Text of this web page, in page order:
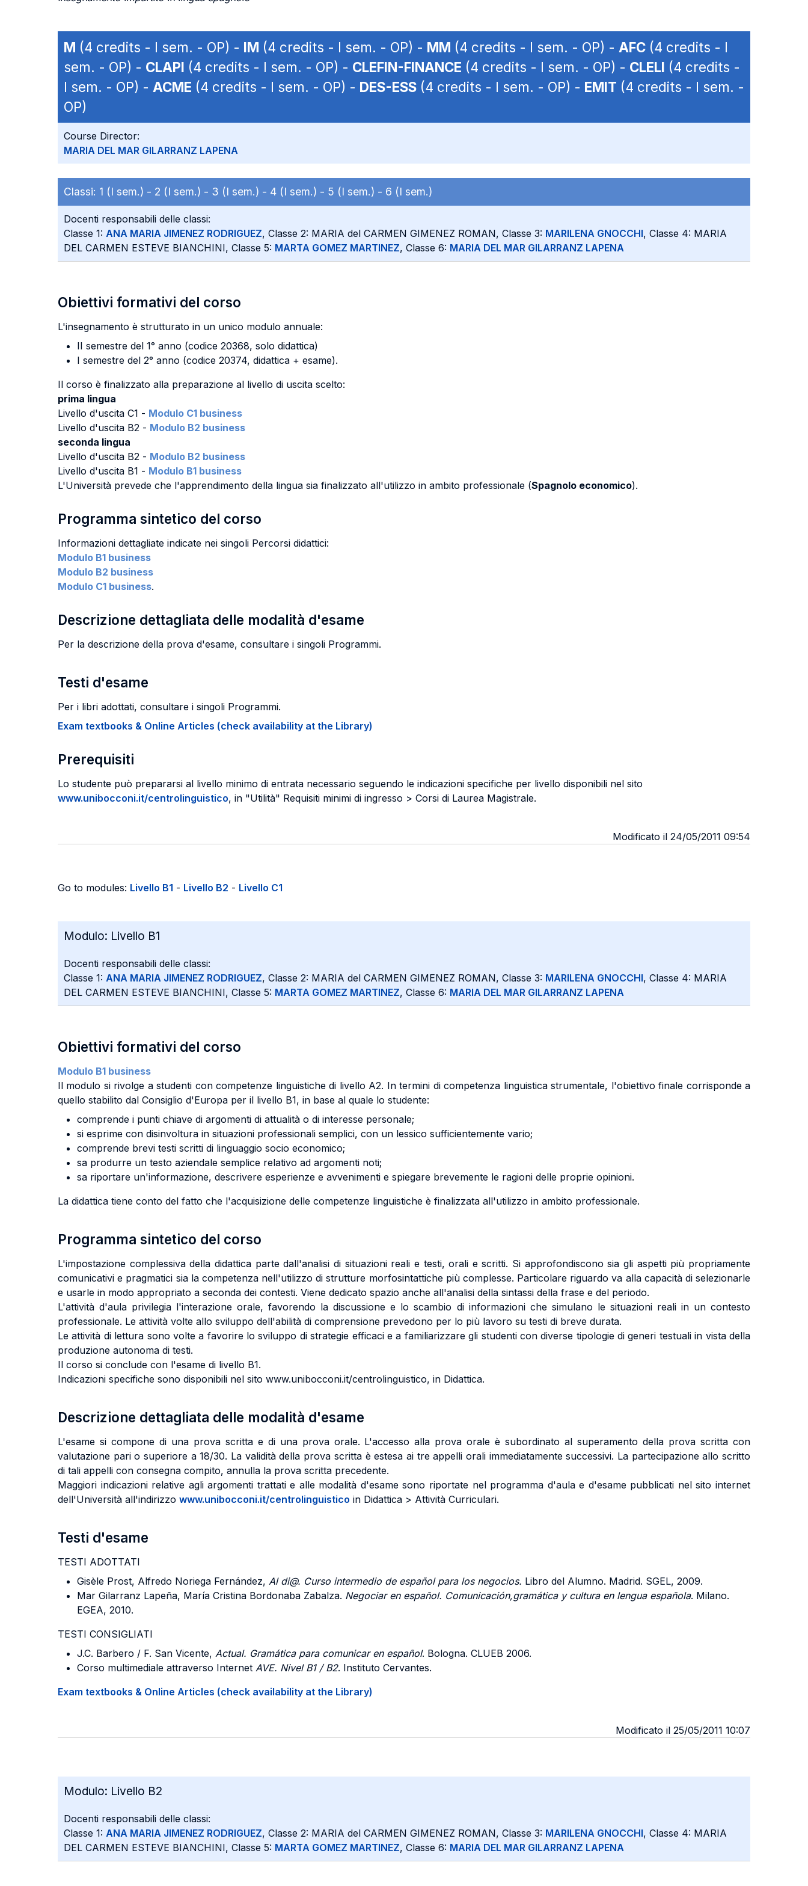
M (4 credits - I sem. - OP) - IM (4 credits - I sem. - OP) - MM (4 credits - I sem. - OP) - AFC (4 credits - I
sem. - OP) - CLAPI (4 credits - I sem. - OP) - CLEFIN-FINANCE (4 credits - I sem. - OP) - CLELI (4 credits -
I sem. - OP) - ACME (4 credits - I sem. - OP) - DES-ESS (4 credits - I sem. - OP) - EMIT (4 credits - I sem. -
OP)
Course Director:
MARIA DEL MAR GILARRANZ LAPENA
Classi: 1 (I sem.) - 2 (I sem.) - 3 (I sem.) - 4 (I sem.) - 5 (I sem.) - 6 (I sem.)
Docenti responsabili delle classi:
Classe 1: ANA MARIA JIMENEZ RODRIGUEZ, Classe 2: MARIA del CARMEN GIMENEZ ROMAN, Classe 3: MARILENA GNOCCHI, Classe 4: MARIA
DEL CARMEN ESTEVE BIANCHINI, Classe 5: MARTA GOMEZ MARTINEZ, Classe 6: MARIA DEL MAR GILARRANZ LAPENA
Obiettivi formativi del corso
L'insegnamento è strutturato in un unico modulo annuale:
II semestre del 1° anno (codice 20368, solo didattica)
I semestre del 2° anno (codice 20374, didattica + esame).
Il corso è finalizzato alla preparazione al livello di uscita scelto:
prima lingua
Livello d'uscita C1 - Modulo C1 business
Livello d'uscita B2 - Modulo B2 business
seconda lingua
Livello d'uscita B2 - Modulo B2 business
Livello d'uscita B1 - Modulo B1 business
L'Università prevede che l'apprendimento della lingua sia finalizzato all'utilizzo in ambito professionale (Spagnolo economico).
Programma sintetico del corso
Informazioni dettagliate indicate nei singoli Percorsi didattici:
Modulo B1 business
Modulo B2 business
Modulo C1 business.
Descrizione dettagliata delle modalità d'esame
Per la descrizione della prova d'esame, consultare i singoli Programmi.
Testi d'esame
Per i libri adottati, consultare i singoli Programmi.
Exam textbooks & Online Articles (check availability at the Library)
Prerequisiti
Lo studente può prepararsi al livello minimo di entrata necessario seguendo le indicazioni specifiche per livello disponibili nel sito
www.unibocconi.it/centrolinguistico, in "Utilità" Requisiti minimi di ingresso > Corsi di Laurea Magistrale.
Modificato il 24/05/2011 09:54
Go to modules: Livello B1 - Livello B2 - Livello C1
Modulo: Livello B1
Docenti responsabili delle classi:
Classe 1: ANA MARIA JIMENEZ RODRIGUEZ, Classe 2: MARIA del CARMEN GIMENEZ ROMAN, Classe 3: MARILENA GNOCCHI, Classe 4: MARIA
DEL CARMEN ESTEVE BIANCHINI, Classe 5: MARTA GOMEZ MARTINEZ, Classe 6: MARIA DEL MAR GILARRANZ LAPENA
Obiettivi formativi del corso
Modulo B1 business
Il modulo si rivolge a studenti con competenze linguistiche di livello A2. In termini di competenza linguistica strumentale, l'obiettivo finale corrisponde a
quello stabilito dal Consiglio d'Europa per il livello B1, in base al quale lo studente:
comprende i punti chiave di argomenti di attualità o di interesse personale;
si esprime con disinvoltura in situazioni professionali semplici, con un lessico sufficientemente vario;
comprende brevi testi scritti di linguaggio socio economico;
sa produrre un testo aziendale semplice relativo ad argomenti noti;
sa riportare un'informazione, descrivere esperienze e avvenimenti e spiegare brevemente le ragioni delle proprie opinioni.
La didattica tiene conto del fatto che l'acquisizione delle competenze linguistiche è finalizzata all'utilizzo in ambito professionale.
Programma sintetico del corso
L'impostazione complessiva della didattica parte dall'analisi di situazioni reali e testi, orali e scritti. Si approfondiscono sia gli aspetti più propriamente
comunicativi e pragmatici sia la competenza nell'utilizzo di strutture morfosintattiche più complesse. Particolare riguardo va alla capacità di selezionarle
e usarle in modo appropriato a seconda dei contesti. Viene dedicato spazio anche all'analisi della sintassi della frase e del periodo.
L'attività d'aula privilegia l'interazione orale, favorendo la discussione e lo scambio di informazioni che simulano le situazioni reali in un contesto
professionale. Le attività volte allo sviluppo dell'abilità di comprensione prevedono per lo più lavoro su testi di breve durata.
Le attività di lettura sono volte a favorire lo sviluppo di strategie efficaci e a familiarizzare gli studenti con diverse tipologie di generi testuali in vista della
produzione autonoma di testi.
Il corso si conclude con l'esame di livello B1.
Indicazioni specifiche sono disponibili nel sito www.unibocconi.it/centrolinguistico, in Didattica.
Descrizione dettagliata delle modalità d'esame
L'esame si compone di una prova scritta e di una prova orale. L'accesso alla prova orale è subordinato al superamento della prova scritta con
valutazione pari o superiore a 18/30. La validità della prova scritta è estesa ai tre appelli orali immediatamente successivi. La partecipazione allo scritto
di tali appelli con consegna compito, annulla la prova scritta precedente.
Maggiori indicazioni relative agli argomenti trattati e alle modalità d'esame sono riportate nel programma d'aula e d'esame pubblicati nel sito internet
dell'Università all'indirizzo www.unibocconi.it/centrolinguistico in Didattica > Attività Curriculari.
Testi d'esame
TESTI ADOTTATI
Gisèle Prost, Alfredo Noriega Fernández, Al di@. Curso intermedio de español para los negocios. Libro del Alumno. Madrid. SGEL, 2009.
Mar Gilarranz Lapeña, María Cristina Bordonaba Zabalza. Negociar en español. Comunicación,gramática y cultura en lengua española. Milano.
EGEA, 2010.
TESTI CONSIGLIATI
J.C. Barbero / F. San Vicente, Actual. Gramática para comunicar en español. Bologna. CLUEB 2006.
Corso multimediale attraverso Internet AVE. Nivel B1 / B2. Instituto Cervantes.
Exam textbooks & Online Articles (check availability at the Library)
Modificato il 25/05/2011 10:07
Modulo: Livello B2
Docenti responsabili delle classi:
Classe 1: ANA MARIA JIMENEZ RODRIGUEZ, Classe 2: MARIA del CARMEN GIMENEZ ROMAN, Classe 3: MARILENA GNOCCHI, Classe 4: MARIA
DEL CARMEN ESTEVE BIANCHINI, Classe 5: MARTA GOMEZ MARTINEZ, Classe 6: MARIA DEL MAR GILARRANZ LAPENA